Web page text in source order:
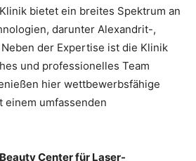
bietet ein breites Spektrum an
darunter Alexandrit-,
der Expertise ist die Klinik
und professionelles Team
hier wettbewerbsfähige
umfassenden
Center für Laser-